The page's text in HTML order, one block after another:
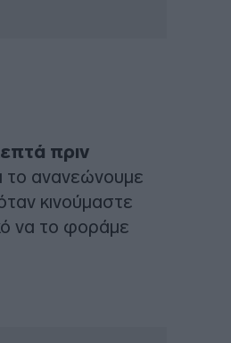
πριν
ανανεώνουμε
κινούμαστε
να το φοράμε